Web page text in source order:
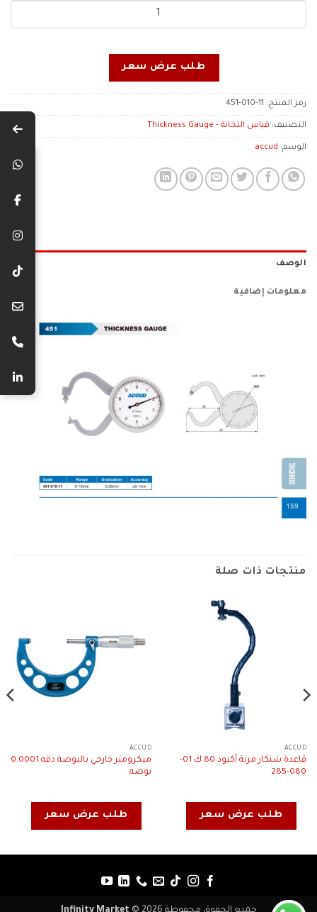
طلب عرض سعر
رمز المنتج: 451-010-11
التصنيف: قياس التخانة - Thickness Gauge
الوسم: accud
الوصف
معلومات إضافية
منتجات ذات صلة
ACCUD
قاعدة شنكار مرنة أكيود 80 ك 01-
080-285
طلب عرض سعر
ACCUD
ميكرومتر خارجي بالبوصة دقه 0.0001
بوصه
طلب عرض سعر